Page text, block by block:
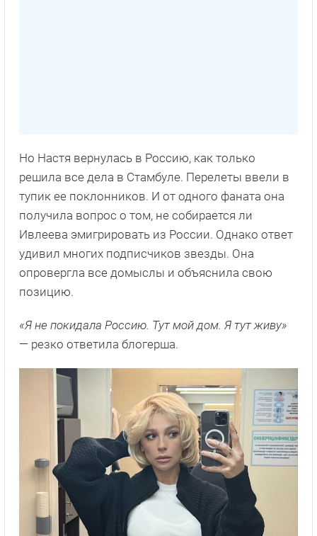
Но Настя вернулась в Россию, как только
решила все дела в Стамбуле. Перелеты ввели в
тупик ее поклонников. И от одного фаната она
получила вопрос о том, не собирается ли
Ивлеева эмигрировать из России. Однако ответ
удивил многих подписчиков звезды. Она
опровергла все домыслы и объяснила свою
позицию.
«Я не покидала Россию. Тут мой дом. Я тут живу»
— резко ответила блогерша.